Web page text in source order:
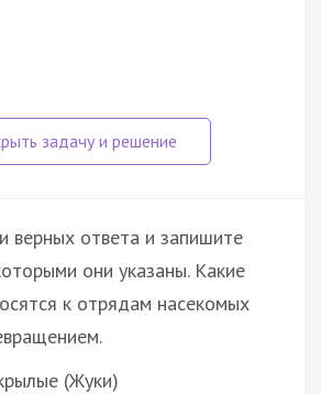
верных ответа и запишите
они указаны. Какие
к отрядам насекомых
(Жуки)